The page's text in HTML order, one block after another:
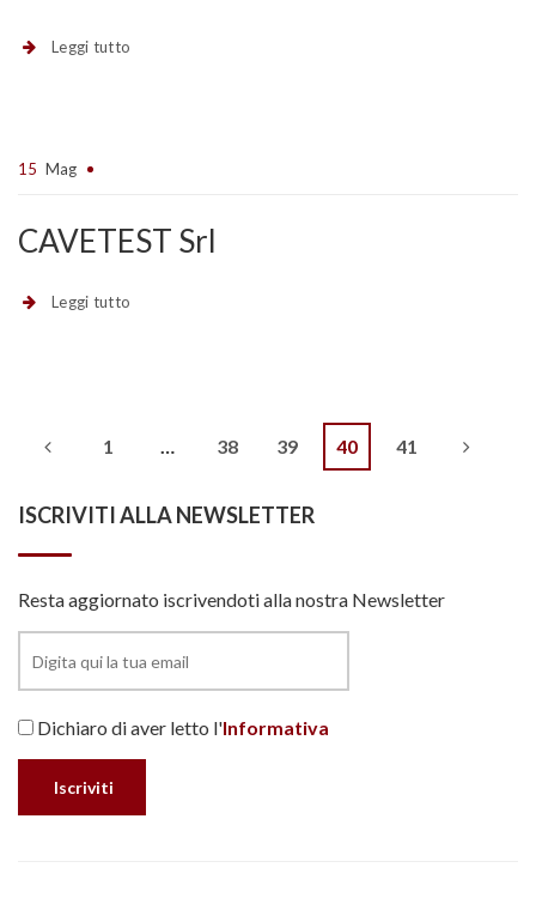
Leggi tutto
15 Mag
CAVETEST Srl
Leggi tutto
Navigazione
1 … 38 39 40 41
ISCRIVITI ALLA NEWSLETTER
Resta aggiornato iscrivendoti alla nostra Newsletter
Dichiaro di aver letto l'Informativa